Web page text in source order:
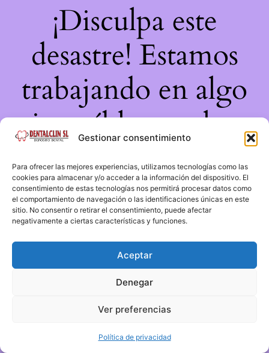
Gestionar consentimiento
Para ofrecer las mejores experiencias, utilizamos tecnologías como las
cookies para almacenar y/o acceder a la información del dispositivo. El
consentimiento de estas tecnologías nos permitirá procesar datos como
el comportamiento de navegación o las identificaciones únicas en este
sitio. No consentir o retirar el consentimiento, puede afectar
negativamente a ciertas características y funciones.
Aceptar
Denegar
Ver preferencias
Política de privacidad
¡Disculpa este
desastre! Estamos
trabajando en algo
increíble, ¡vuelve
pronto!